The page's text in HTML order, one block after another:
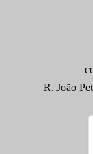
R. João